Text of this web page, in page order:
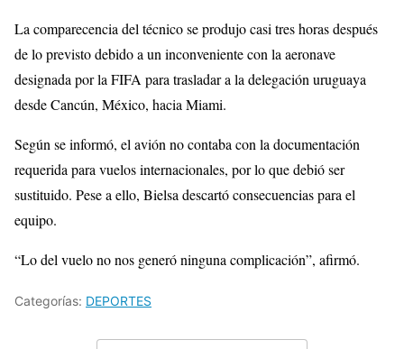
La comparecencia del técnico se produjo casi tres horas después
de lo previsto debido a un inconveniente con la aeronave
designada por la FIFA para trasladar a la delegación uruguaya
desde Cancún, México, hacia Miami.
Según se informó, el avión no contaba con la documentación
requerida para vuelos internacionales, por lo que debió ser
sustituido. Pese a ello, Bielsa descartó consecuencias para el
equipo.
“Lo del vuelo no nos generó ninguna complicación”, afirmó.
Categorías: DEPORTES